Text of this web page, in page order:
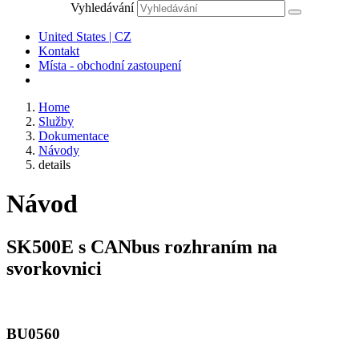
Vyhledávání
United States | CZ
Kontakt
Místa - obchodní zastoupení
Home
Služby
Dokumentace
Návody
details
Návod
SK500E s CANbus rozhraním na
svorkovnici
BU0560